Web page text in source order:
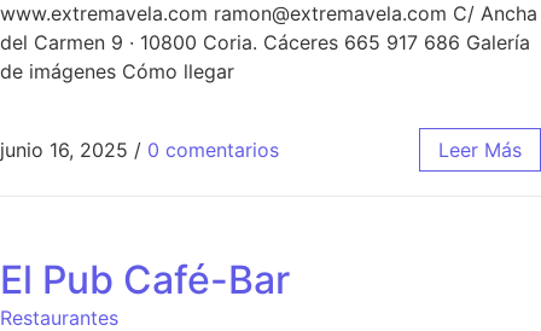
www.extremavela.com ramon@extremavela.com C/ Ancha
del Carmen 9 · 10800 Coria. Cáceres 665 917 686 Galería
de imágenes Cómo llegar
junio 16, 2025 / 0 comentarios Leer Más
El Pub Café-Bar
Restaurantes